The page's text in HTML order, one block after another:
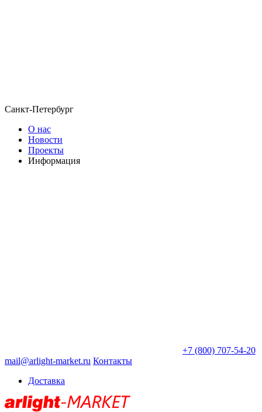
Санкт-Петербург
О нас
Новости
Проекты
Информация
+7 (800) 707-54-20
mail@arlight-market.ru Контакты
Доставка